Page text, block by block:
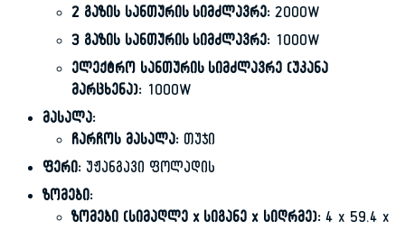
2 გაზის სანთურის სიმძლავრე: 2000W
3 გაზის სანთურის სიმძლავრე: 1000W
ელექტრო სანთურის სიმძლავრე (უკანა
მარცხენა):1000W
მასალა:
ჩარჩოს მასალა:თუჯი
ფერი:უჟანგავი ფოლადის
ზომები:
ზომები (სიმაღლე x სიგანე x სიღრმე):4 x 59.4 x